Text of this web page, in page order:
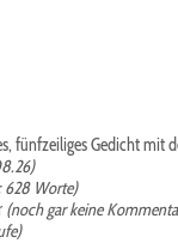
fünfzeiliges Gedicht mit
628 Worte)
(noch gar keine